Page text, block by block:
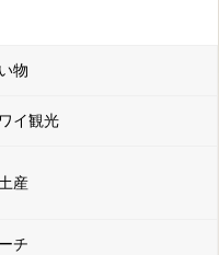
物
イ観光
産
チ